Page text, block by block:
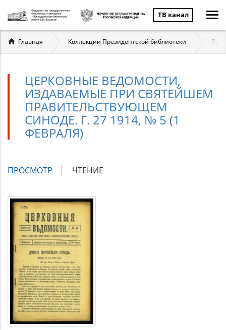
ТВ канал
Вы
здесь
Главная Коллекции Президентской библиотеки
ЦЕРКОВНЫЕ ВЕДОМОСТИ,
ИЗДАВАЕМЫЕ ПРИ СВЯТЕЙШЕМ
ПРАВИТЕЛЬСТВУЮЩЕМ
СИНОДЕ. Г. 27 1914, № 5 (1
ФЕВРАЛЯ)
Главные
ПРОСМОТР (АКТИВНАЯ
ЧТЕНИЕ